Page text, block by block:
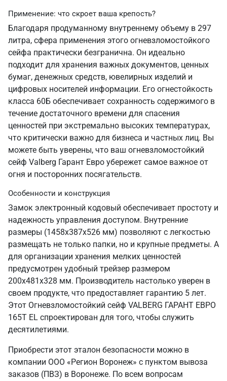
Применение: что скроет ваша крепость?
Благодаря продуманному внутреннему объему в 297
литра, сфера применения этого огневзломостойкого
сейфа практически безгранична. Он идеально
подходит для хранения важных документов, ценных
бумаг, денежных средств, ювелирных изделий и
цифровых носителей информации. Его огнестойкость
класса 60Б обеспечивает сохранность содержимого в
течение достаточного времени для спасения
ценностей при экстремально высоких температурах,
что критически важно для бизнеса и частных лиц. Вы
можете быть уверены, что ваш огневзломостойкий
сейф Valberg Гарант Евро убережет самое важное от
огня и посторонних посягательств.
Особенности и конструкция
Замок электронный кодовый обеспечивает простоту и
надежность управления доступом. Внутренние
размеры (1458x387x526 мм) позволяют с легкостью
размещать не только папки, но и крупные предметы. А
для организации хранения мелких ценностей
предусмотрен удобный трейзер размером
200х481х328 мм. Производитель настолько уверен в
своем продукте, что предоставляет гарантию 5 лет.
Этот Огневзломостойкий сейф VALBERG ГАРАНТ ЕВРО
165Т EL спроектирован для того, чтобы служить
десятилетиями.
Приобрести этот эталон безопасности можно в
компании ООО «Регион Воронеж» с пунктом вывоза
заказов (ПВЗ) в Воронеже. По всем вопросам